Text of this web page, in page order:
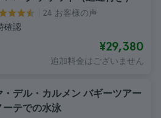
24 お客様の声
確認
¥29,380
追加料金はございません
・デル・カルメン バギーツアー
ーテでの水泳